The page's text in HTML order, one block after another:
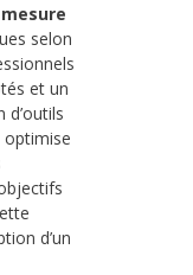
selon
et un
d’outils
optimise
d’un